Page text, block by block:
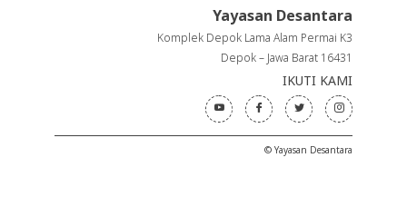
Yayasan Desantara
Komplek Depok Lama Alam Permai K3
Depok – Jawa Barat 16431
IKUTI KAMI
© Yayasan Desantara